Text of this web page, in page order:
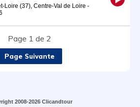
Loire (37), Centre-Val de Loire -
Page 1 de 2
Page Suivante
2008-2026 Clicandtour